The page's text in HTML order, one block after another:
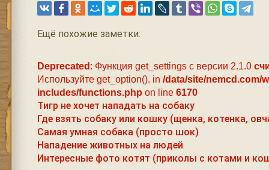
Ещё похожие заметки:
Deprecated : Функция get_settings с версии 2.1.0
Используйте get_option(). in /data/site/nemcd.com/
includes/functions.php on line 6170
Тигр не хочет нападать на собаку
Где взять собаку или кошку (щенка, котенка,
Самая умная собака (просто шок)
Нападение животных на людей
Интересные фото котят (приколы с котами и